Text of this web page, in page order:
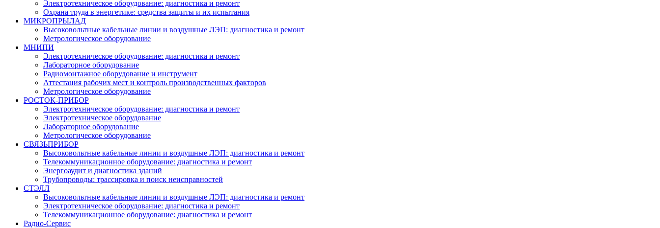
Электротехническое оборудование: диагностика и ремонт
Охрана труда в энергетике: средства защиты и их испытания
МИКРОПРЫЛАД
Высоковольтные кабельные линии и воздушные ЛЭП: диагностика и ремонт
Метрологическое оборудование
МНИПИ
Электротехническое оборудование: диагностика и ремонт
Лабораторное оборудование
Радиомонтажное оборудование и инструмент
Аттестация рабочих мест и контроль производственных факторов
Метрологическое оборудование
РОСТОК-ПРИБОР
Электротехническое оборудование: диагностика и ремонт
Электротехническое оборудование
Лабораторное оборудование
Метрологическое оборудование
СВЯЗЬПРИБОР
Высоковольтные кабельные линии и воздушные ЛЭП: диагностика и ремонт
Телекоммуникационное оборудование: диагностика и ремонт
Энергоаудит и диагностика зданий
Трубопроводы: трассировка и поиск неисправностей
СТЭЛЛ
Высоковольтные кабельные линии и воздушные ЛЭП: диагностика и ремонт
Электротехническое оборудование: диагностика и ремонт
Телекоммуникационное оборудование: диагностика и ремонт
Радио-Cервис